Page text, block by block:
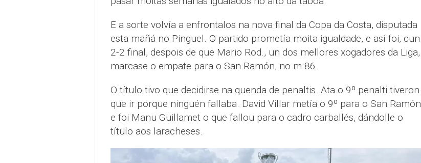
E a sorte volvía a enfrontalos na nova final da Copa da Costa, disputada
esta mañá no Pinguel. O partido prometía moita igualdade, e así foi, cun
2-2 final, despois de que Mario Rod., un dos mellores xogadores da Liga,
marcase o empate para o San Ramón, no m.86.
O título tivo que decidirse na quenda de penaltis. Ata o 9º penalti tiveron
que ir porque ninguén fallaba. David Villar metía o 9º para o San Ramón
e foi Manu Guillamet o que fallou para o cadro carballés, dándolle o
título aos laracheses.